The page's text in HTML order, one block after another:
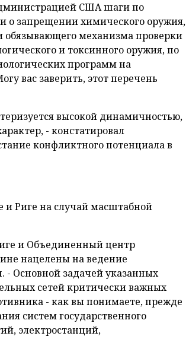
США шаги по
о запрещении химического оружия,
механизма проверки
и токсинного оружия, по
программ на
вас заверить, этот перечень
высокой динамичностью,
- констатировал
конфликтного потенциала в
Риге на случай масштабной
и Объединенный центр
нацелены на ведение
Основной задачей указанных
сетей критически важных
- как вы понимаете, прежде
систем государственного
электростанций,